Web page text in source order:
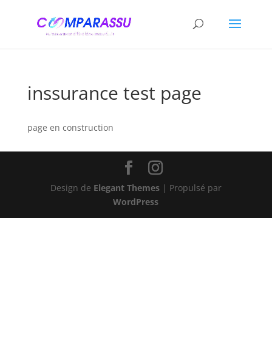
inssurance test page
page en construction
Design de Elegant Themes| Propulsé par
WordPress